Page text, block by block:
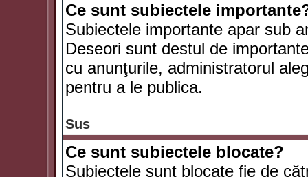
Ce sunt subiectele
Subiectele importante apar sub
Deseori sunt destul de
cu anunţurile, administratorul
pentru a le publica.
Sus
Ce sunt subiectele blocate?
Subiectele sunt blocate fie de